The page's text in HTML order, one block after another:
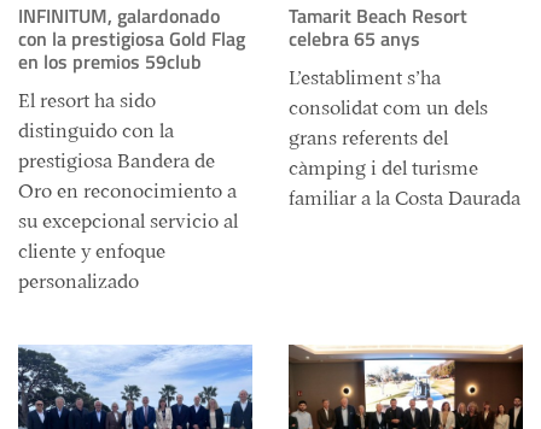
INFINITUM, galardonado
con la prestigiosa Gold Flag
en los premios 59club
El resort ha sido
distinguido con la
prestigiosa Bandera de
Oro en reconocimiento a
su excepcional servicio al
cliente y enfoque
personalizado
Tamarit Beach Resort
celebra 65 anys
L’establiment s’ha
consolidat com un dels
grans referents del
càmping i del turisme
familiar a la Costa Daurada